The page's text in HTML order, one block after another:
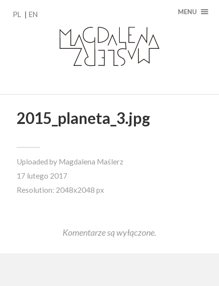
MENU
PL EN
2015_planeta_3.jpg
Uploaded by Magdalena Maślerz
17 lutego 2017
Resolution: 2048x2048 px
Komentarze są wyłączone.